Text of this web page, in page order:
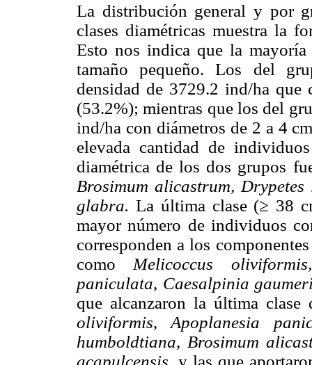
La distribución general y por
clases diamétricas muestra la
Esto nos indica que la
tamaño pequeño. Los del
densidad de 3729.2 ind/ha que
(53.2%); mientras que los del
ind/ha con diámetros de 2 a 4
elevada cantidad de
diamétrica de los dos grupos
Brosimum alicastrum,
glabra. La última clase (≥ 38
mayor número de individuos
corresponden a los
como Melicoccus
paniculata, Caesalpinia
que alcanzaron la última
oliviformis, Apoplanesia
humboldtiana, Brosimum
acapulcensis, y las que